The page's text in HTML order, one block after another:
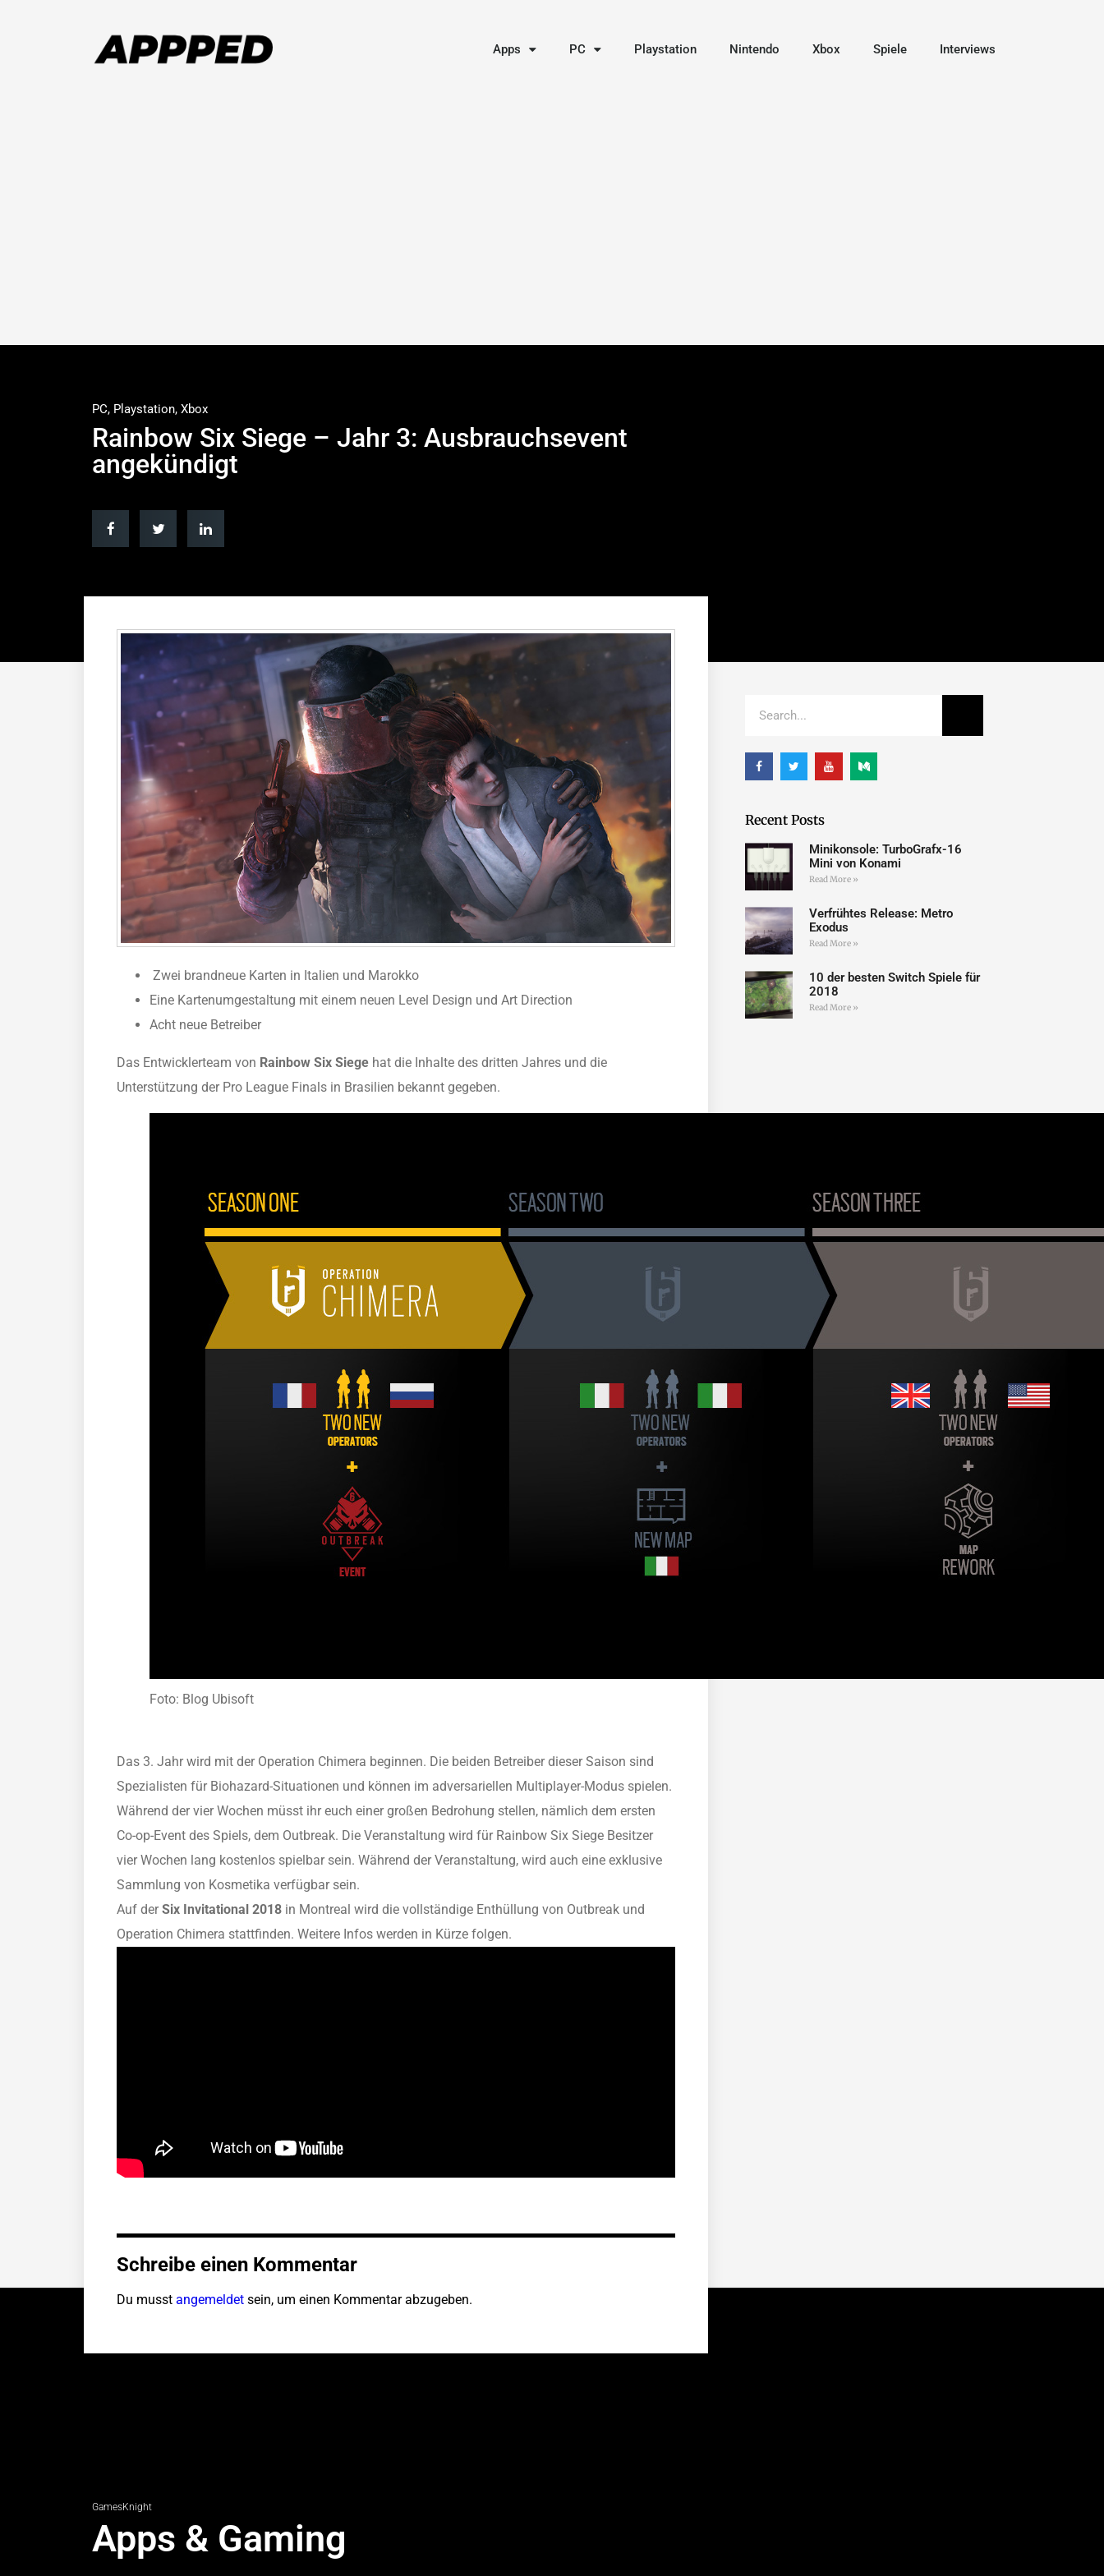
Apps PC Playstation Nintendo Xbox Spiele Interviews
PC, Playstation, Xbox
Rainbow Six Siege – Jahr 3: Ausbrauchsevent
angekündigt
Zwei brandneue Karten in Italien und Marokko
Eine Kartenumgestaltung mit einem neuen Level Design und Art Direction
Acht neue Betreiber
Das Entwicklerteam von Rainbow Six Siege hat die Inhalte des dritten Jahres und die
Unterstützung der Pro League Finals in Brasilien bekannt gegeben.
Foto: Blog Ubisoft
Das 3. Jahr wird mit der Operation Chimera beginnen. Die beiden Betreiber dieser Saison sind
Spezialisten für Biohazard-Situationen und können im adversariellen Multiplayer-Modus spielen.
Während der vier Wochen müsst ihr euch einer großen Bedrohung stellen, nämlich dem ersten
Co-op-Event des Spiels, dem Outbreak. Die Veranstaltung wird für Rainbow Six Siege Besitzer
vier Wochen lang kostenlos spielbar sein. Während der Veranstaltung, wird auch eine exklusive
Sammlung von Kosmetika verfügbar sein.
Auf derSix Invitational 2018 in Montreal wird die vollständige Enthüllung von Outbreak und
Operation Chimera stattfinden. Weitere Infos werden in Kürze folgen.
Schreibe einen Kommentar
Du musst angemeldet sein, um einen Kommentar abzugeben.
Recent Posts
Minikonsole: TurboGrafx-16
Mini von Konami
Read More »
Verfrühtes Release: Metro
Exodus
Read More »
10 der besten Switch Spiele für
2018
Read More »
GamesKnight
Apps & Gaming